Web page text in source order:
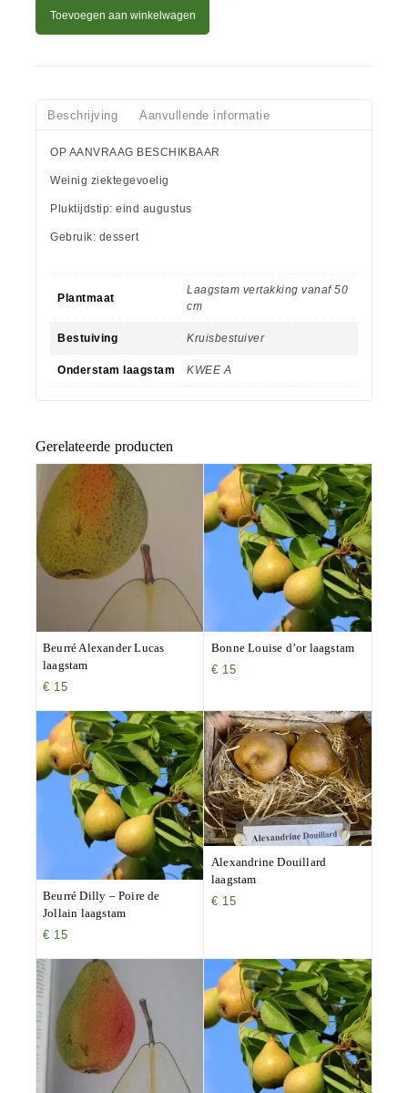
Toevoegen aan winkelwagen
Beschrijving Aanvullende informatie
OP AANVRAAG BESCHIKBAAR
Weinig ziektegevoelig
Pluktijdstip: eind augustus
Gebruik: dessert
Plantmaat
Laagstam vertakking vanaf 50
cm
Bestuiving Kruisbestuiver
Onderstam laagstam KWEE A
Gerelateerde producten
Beurré Alexander Lucas
laagstam
€ 15
Bonne Louise d’or laagstam
€ 15
Beurré Dilly – Poire de
Jollain laagstam
€ 15
Alexandrine Douillard
laagstam
€ 15